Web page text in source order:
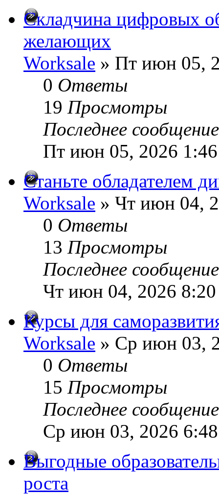
Складчина цифровых
желающих
Worksale » Пт июн 05,
0 Ответы
19 Просмотры
Последнее
Пт июн 05, 2026
Станьте обладателем
Worksale » Чт июн 04,
0 Ответы
13 Просмотры
Последнее
Чт июн 04, 2026
Курсы для
Worksale » Ср июн 03,
0 Ответы
15 Просмотры
Последнее
Ср июн 03, 2026
Выгодные
роста